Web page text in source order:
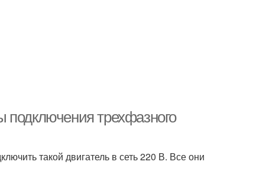
подключения трехфазного
такой двигатель в сеть 220 В. Все они